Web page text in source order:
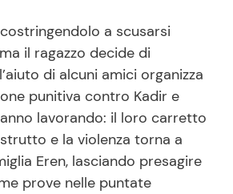
a scusarsi
il ragazzo decide di
di alcuni amici organizza
punitiva contro Kadir e
lavorando: il loro carretto
e la violenza torna a
Eren, lasciando presagire
prove nelle puntate